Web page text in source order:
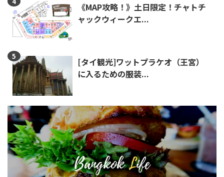
《MAP攻略！》土日限定！チャトチ
ャックウィークエ...
[タイ観光]ワットプラケオ（王宮）
に入るための服装...